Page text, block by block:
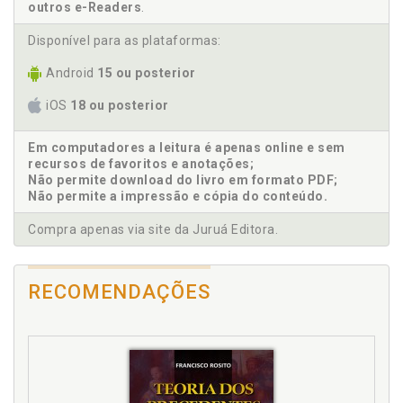
F
Fase instrutória. Doutrinas que sustentam que o juiz
processo civil, p. 43
Hipossuficiência e verossimilhança, p. 107
I
Introdução, p. 13
Inversão do ônus da prova do Código de Processo
Civil, p. 57
Inversão do ônus da prova no Código de Defesa do
Inversão do ônus da prova nos casos de erro médico,
outros e-Readers.
Disponível para as plataformas:
Android 15 ou posterior
iOS 18 ou posterior
Em computadores a leitura é apenas online e sem
recursos de favoritos e anotações;
Não permite download do livro em formato PDF;
Não permite a impressão e cópia do conteúdo.
Compra apenas via site da Juruá Editora.
RECOMENDAÇÕES